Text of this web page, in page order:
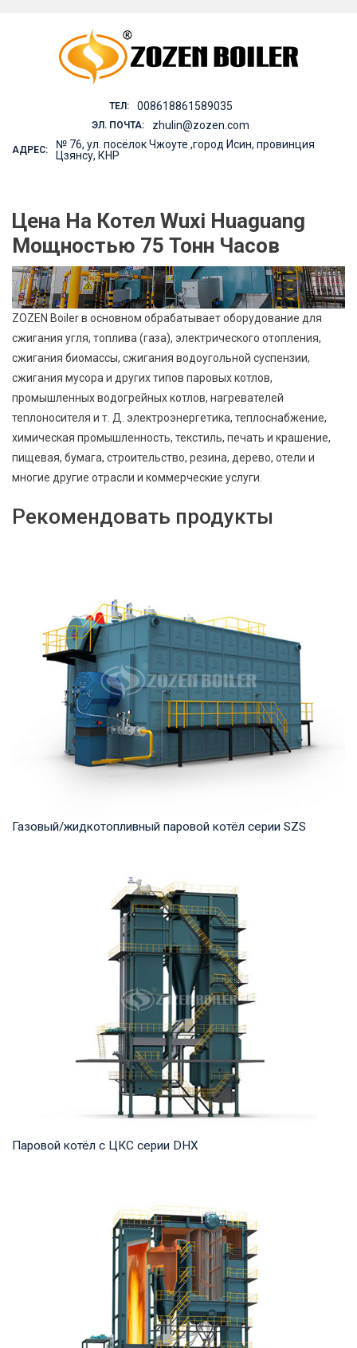
ТЕЛ: 008618861589035
ЭЛ. ПОЧТА: zhulin@zozen.com
АДРЕС:
№ 76, ул. посёлок Чжоуте ,город Исин, провинция
Цзянсу, КНР
Цена На Котел Wuxi Huaguang
Мощностью 75 Тонн Часов
ZOZEN Boiler в основном обрабатывает оборудование для
сжигания угля, топлива (газа), электрического отопления,
сжигания биомассы, сжигания водоугольной суспензии,
сжигания мусора и других типов паровых котлов,
промышленных водогрейных котлов, нагревателей
теплоносителя и т. Д. электроэнергетика, теплоснабжение,
химическая промышленность, текстиль, печать и крашение,
пищевая, бумага, строительство, резина, дерево, отели и
многие другие отрасли и коммерческие услуги.
Рекомендовать продукты
Газовый/жидкотопливный паровой котёл серии SZS
продукта: 10-50 т/ч Температура на выходе...
Паровой котёл с ЦКС серии DHX
продукта: 35-75 т/ч Температура на выходе...